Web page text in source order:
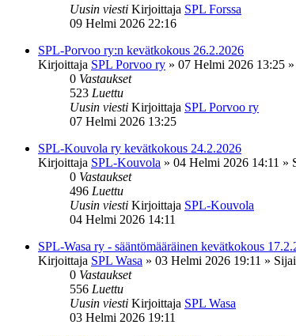
Uusin viesti Kirjoittaja SPL Forssa
09 Helmi 2026 22:16
SPL-Porvoo ry:n kevätkokous 26.2.2026
Kirjoittaja SPL Porvoo ry » 07 Helmi 2026 13:25
0 Vastaukset
523 Luettu
Uusin viesti Kirjoittaja SPL Porvoo ry
07 Helmi 2026 13:25
SPL-Kouvola ry kevätkokous 24.2.2026
Kirjoittaja SPL-Kouvola » 04 Helmi 2026 14:11 »
0 Vastaukset
496 Luettu
Uusin viesti Kirjoittaja SPL-Kouvola
04 Helmi 2026 14:11
SPL-Wasa ry - sääntömääräinen kevätkokous
Kirjoittaja SPL Wasa » 03 Helmi 2026 19:11 »
0 Vastaukset
556 Luettu
Uusin viesti Kirjoittaja SPL Wasa
03 Helmi 2026 19:11